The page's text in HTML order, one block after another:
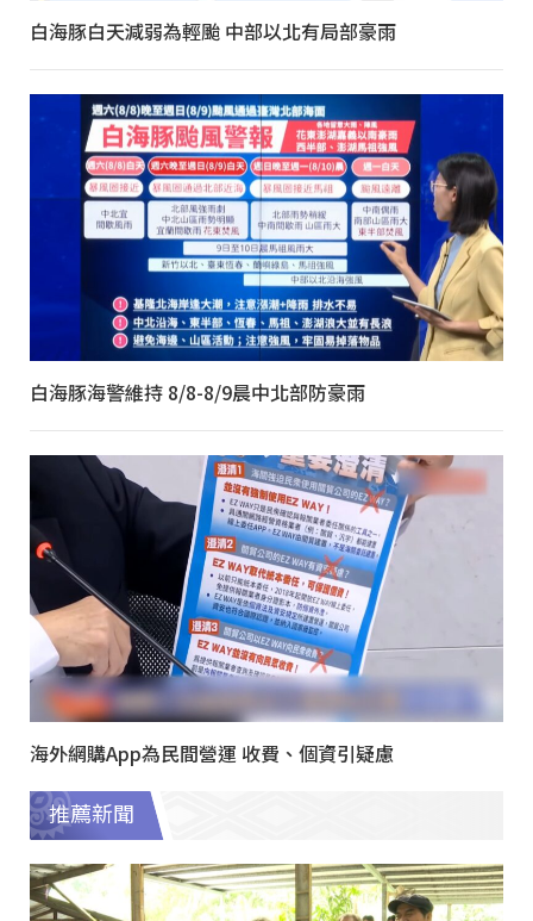
白海豚白天減弱為輕颱 中部以北有局部豪雨
白海豚海警維持 8/8-8/9晨中北部防豪雨
海外網購App為民間營運 收費、個資引疑慮
推薦新聞